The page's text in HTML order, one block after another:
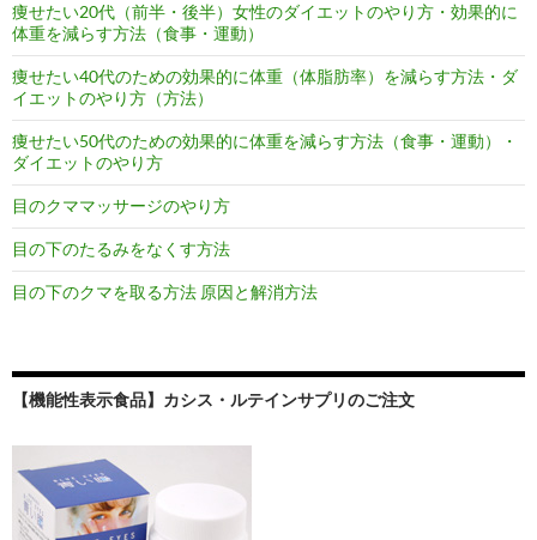
痩せたい20代（前半・後半）女性のダイエットのやり方・効果的に
体重を減らす方法（食事・運動）
痩せたい40代のための効果的に体重（体脂肪率）を減らす方法・ダ
イエットのやり方（方法）
痩せたい50代のための効果的に体重を減らす方法（食事・運動）・
ダイエットのやり方
目のクママッサージのやり方
目の下のたるみをなくす方法
目の下のクマを取る方法 原因と解消方法
【機能性表示食品】カシス・ルテインサプリのご注文